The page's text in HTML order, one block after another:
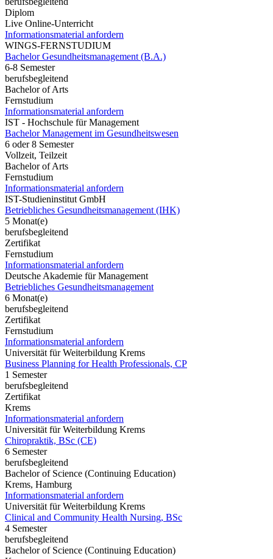
Diplom
Live Online-Unterricht
Informationsmaterial anfordern
WINGS-FERNSTUDIUM
Bachelor Gesundheitsmanagement (B.A.)
6-8 Semester
berufsbegleitend
Bachelor of Arts
Fernstudium
Informationsmaterial anfordern
IST - Hochschule für Management
Bachelor Management im Gesundheitswesen
6 oder 8 Semester
Vollzeit, Teilzeit
Bachelor of Arts
Fernstudium
Informationsmaterial anfordern
IST-Studieninstitut GmbH
Betriebliches Gesundheitsmanagement (IHK)
5 Monat(e)
berufsbegleitend
Zertifikat
Fernstudium
Informationsmaterial anfordern
Deutsche Akademie für Management
Betriebliches Gesundheitsmanagement
6 Monat(e)
berufsbegleitend
Zertifikat
Fernstudium
Informationsmaterial anfordern
Universität für Weiterbildung Krems
Business Planning for Health Professionals, CP
1 Semester
berufsbegleitend
Zertifikat
Krems
Informationsmaterial anfordern
Universität für Weiterbildung Krems
Chiropraktik, BSc (CE)
6 Semester
berufsbegleitend
Bachelor of Science (Continuing Education)
Krems, Hamburg
Informationsmaterial anfordern
Universität für Weiterbildung Krems
Clinical and Community Health Nursing, BSc
4 Semester
berufsbegleitend
Bachelor of Science (Continuing Education)